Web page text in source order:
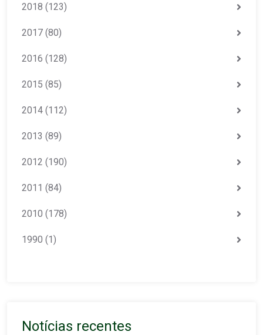
2018 (123)
2017 (80)
2016 (128)
2015 (85)
2014 (112)
2013 (89)
2012 (190)
2011 (84)
2010 (178)
1990 (1)
Notícias recentes